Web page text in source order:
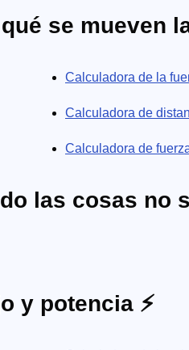
se mueven
Calculadora de la
Calculadora de
Calculadora de
las cosas no
y potencia ⚡